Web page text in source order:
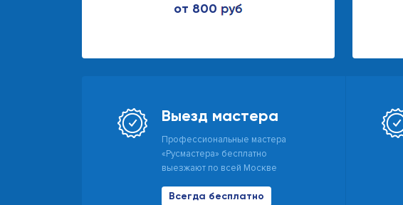
от 800
Выезд мастера
Профессиональные мастера
«Русмастера» бесплатно
выезжают по всей Москве
Всегда бесплатно